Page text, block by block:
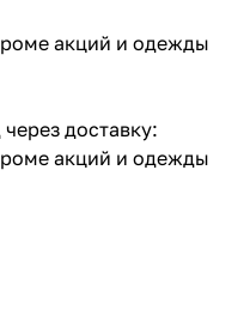
акций и одежды
доставку:
акций и одежды